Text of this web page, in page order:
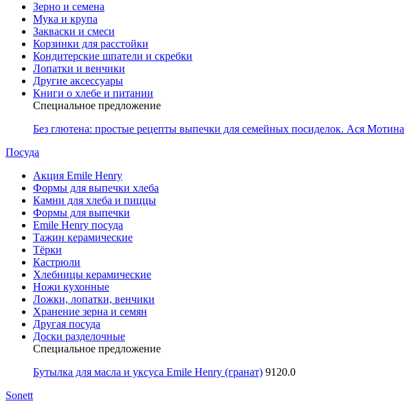
Зерно и семена
Мука и крупа
Закваски и смеси
Корзинки для расстойки
Кондитерские шпатели и скребки
Лопатки и венчики
Другие аксессуары
Книги о хлебе и питании
Специальное предложение
Без глютена: простые рецепты выпечки для семейных посиделок. Ася Мотина
Посуда
Акция Emile Henry
Формы для выпечки хлеба
Камни для хлеба и пиццы
Формы для выпечки
Emile Henry посуда
Тажин керамические
Тёрки
Кастрюли
Хлебницы керамические
Ножи кухонные
Ложки, лопатки, венчики
Хранение зерна и семян
Другая посуда
Доски разделочные
Специальное предложение
Бутылка для масла и уксуса Emile Henry (гранат) 9120.0
Sonett